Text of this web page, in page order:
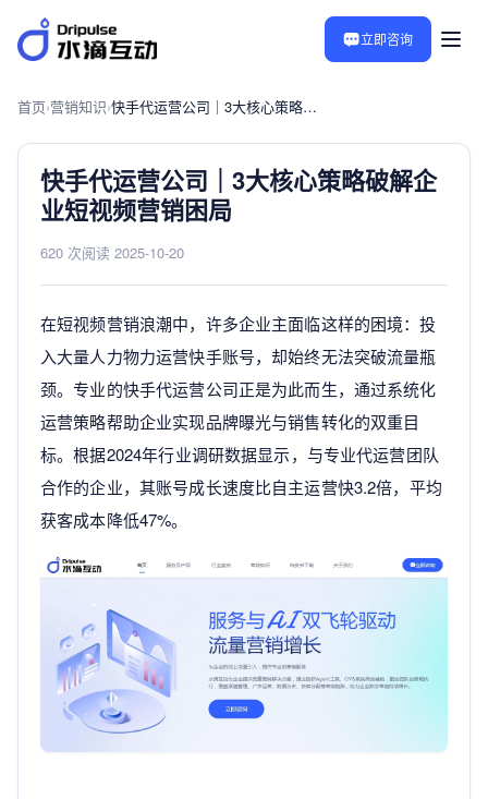
立即咨询
首页›营销知识› 快手代运营公司｜3大核心策略破解企业短视频营销困局
快手代运营公司｜3大核心策略破解企
业短视频营销困局
620 次阅读 2025-10-20
在短视频营销浪潮中，许多企业主面临这样的困境：投
入大量人力物力运营快手账号，却始终无法突破流量瓶
颈。专业的快手代运营公司正是为此而生，通过系统化
运营策略帮助企业实现品牌曝光与销售转化的双重目
标。根据2024年行业调研数据显示，与专业代运营团队
合作的企业，其账号成长速度比自主运营快3.2倍，平均
获客成本降低47%。